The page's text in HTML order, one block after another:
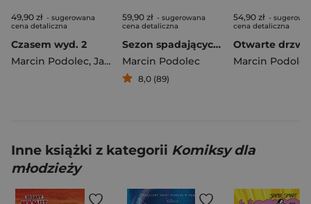
49,90 zł - sugerowana
cena detaliczna
Czasem wyd. 2
Marcin Podolec, Janusz Grzegorz
59,90 zł - sugerowana
cena detaliczna
Sezon spadających gwiazd
Marcin Podolec
8,0 (89)
54,90 zł -
cena detaliczna
Marcin Podolec
Inne książki z kategorii Komiksy dla
młodzieży